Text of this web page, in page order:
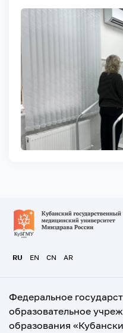
RU EN CN AR
Федеральное
образовательное
образования